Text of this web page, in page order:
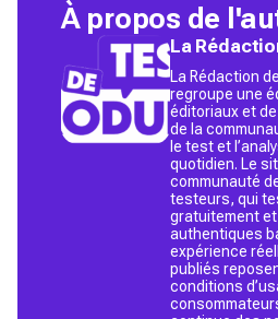
À propos de
La
La Rédaction
regroupe une
éditoriaux et
de la
le test et
quotidien. Le
communauté
testeurs, qui
gratuitement
authentiques
expérience
publiés
conditions